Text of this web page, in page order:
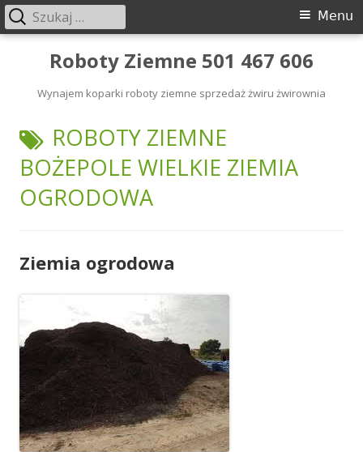
PrzeskoczRoboty Ziemne 501 467 606
Wynajem koparki roboty ziemne sprzedaż żwiru żwirownia
Menu
główne
Menu
Szukaj:
TAGI:
ROBOTY ZIEMNE
BOŻEPOLE WIELKIE ZIEMIA
OGRODOWA
Ziemia ogrodowa